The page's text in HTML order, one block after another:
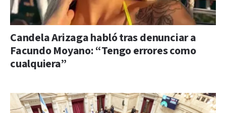
Candela Arizaga habló tras denunciar a
Facundo Moyano: “Tengo errores como
cualquiera”